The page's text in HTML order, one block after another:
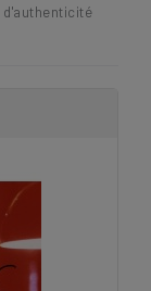
d'authenticité